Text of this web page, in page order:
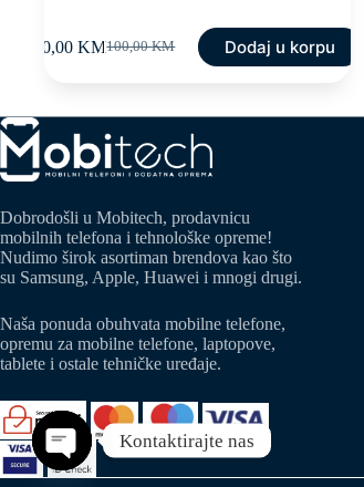
100,00KM
Original
100,00 KM.
50,00KMCurrent
50,00 KM.
Dodaj u korpu
Dobrodošli u Mobitech, prodavnicu
mobilnih telefona i tehnološke opreme!
Nudimo širok asortiman brendova kao što
su Samsung, Apple, Huawei i mnogi drugi.
Naša ponuda obuhvata mobilne telefone,
opremu za mobilne telefone, laptopove,
tablete i ostale tehničke uređaje.
Kontaktirajte nas
Open chaty